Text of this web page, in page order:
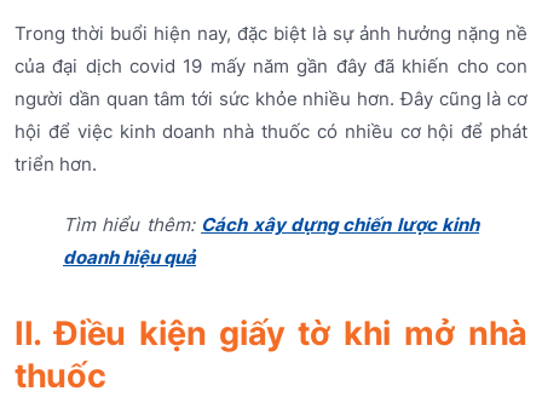
Trong thời buổi hiện nay, đặc biệt là sự ảnh hưởng nặng nề
của đại dịch covid 19 mấy năm gần đây đã khiến cho con
người dần quan tâm tới sức khỏe nhiều hơn. Đây cũng là cơ
hội để việc kinh doanh nhà thuốc có nhiều cơ hội để phát
triển hơn.
Tìm hiểu thêm: Cách xây dựng chiến lược kinh
doanh hiệu quả
II. Điều kiện giấy tờ khi mở nhà
thuốc